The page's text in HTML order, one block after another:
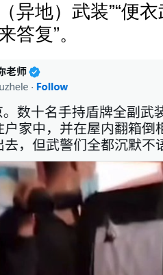
异地）武装”“便
答复”。